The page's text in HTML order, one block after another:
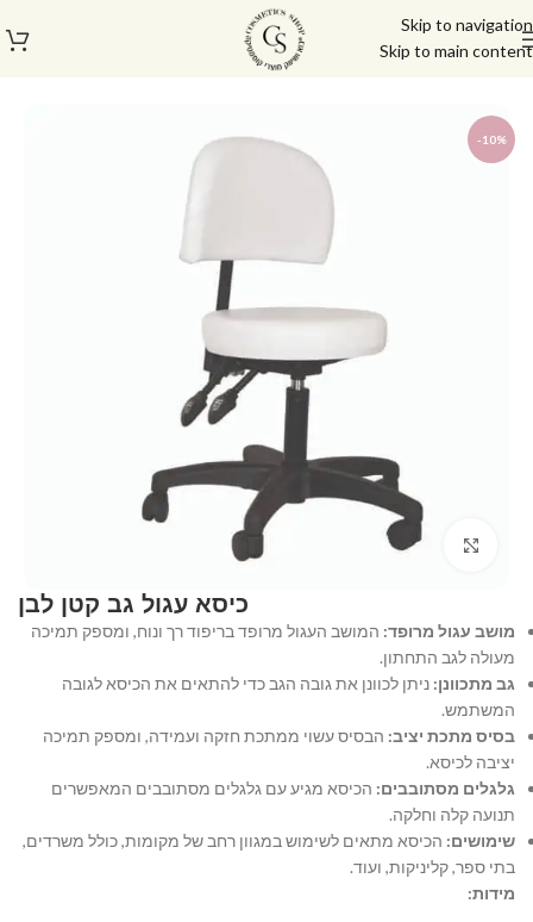
Skip to navigation
Skip to main content
עמוד הבית
-10%
Click to enlarge
כיסא עגול גב קטן לבן
מושב עגול מרופד: המושב העגול מרופד בריפוד רך ונוח, ומספק תמיכה
מעולה לגב התחתון.
גב מתכוונן: ניתן לכוונן את גובה הגב כדי להתאים את הכיסא לגובה
המשתמש.
בסיס מתכת יציב: הבסיס עשוי ממתכת חזקה ועמידה, ומספק תמיכה
יציבה לכיסא.
גלגלים מסתובבים: הכיסא מגיע עם גלגלים מסתובבים המאפשרים
תנועה קלה וחלקה.
שימושים: הכיסא מתאים לשימוש במגוון רחב של מקומות, כולל משרדים,
בתי ספר, קליניקות, ועוד.
מידות: